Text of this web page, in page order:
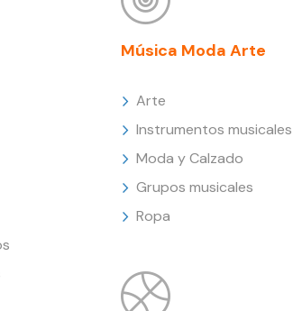
Música Moda Arte
Arte
Instrumentos musicales
Moda y Calzado
Grupos musicales
Ropa